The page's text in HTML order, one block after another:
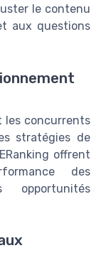
le contenu
aux questions
les concurrents
stratégies de
offrent
des